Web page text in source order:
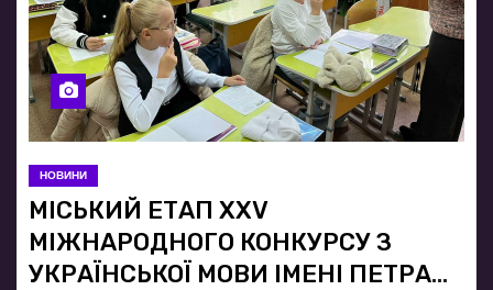
НОВИНИ
МІСЬКИЙ ЕТАП ХХV
МІЖНАРОДНОГО КОНКУРСУ З
УКРАЇНСЬКОЇ МОВИ ІМЕНІ ПЕТРА